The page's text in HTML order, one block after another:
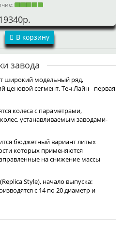
19340р.
В корзину
завода
широкий модельный ряд,
ценовой сегмент. Теч Лайн - первая
колеса с параметрами,
устанавливаемым заводами-
бюджетный вариант литых
которых применяются
на снижение массы
Style), начало выпуска:
с 14 по 20 диаметр и